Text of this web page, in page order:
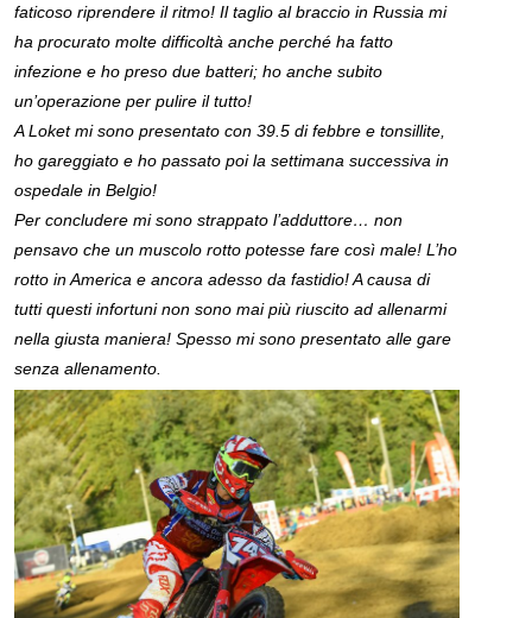
faticoso riprendere il ritmo! Il taglio al braccio in Russia mi
ha procurato molte difficoltà anche perché ha fatto
infezione e ho preso due batteri; ho anche subito
un’operazione per pulire il tutto!
A Loket mi sono presentato con 39.5 di febbre e tonsillite,
ho gareggiato e ho passato poi la settimana successiva in
ospedale in Belgio!
Per concludere mi sono strappato l’adduttore… non
pensavo che un muscolo rotto potesse fare così male! L’ho
rotto in America e ancora adesso da fastidio! A causa di
tutti questi infortuni non sono mai più riuscito ad allenarmi
nella giusta maniera! Spesso mi sono presentato alle gare
senza allenamento.